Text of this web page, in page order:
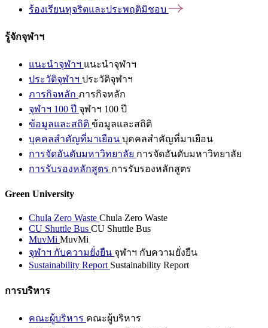
ร้องเรียนทุจริตและประพฤติมิชอบ
รู้จักจุฬาฯ
แนะนำจุฬาฯ แนะนำจุฬาฯ
ประวัติจุฬาฯ ประวัติจุฬาฯ
ภารกิจหลัก ภารกิจหลัก
จุฬาฯ 100 ปี จุฬาฯ 100 ปี
ข้อมูลและสถิติ ข้อมูลและสถิติ
บุคคลสำคัญที่มาเยือน บุคคลสำคัญที่มาเยือน
การจัดอันดับมหาวิทยาลัย การจัดอันดับมหาวิทยาลัย
การรับรองหลักสูตร การรับรองหลักสูตร
Green University
Chula Zero Waste Chula Zero Waste
CU Shuttle Bus CU Shuttle Bus
MuvMi MuvMi
จุฬาฯ กับความยั่งยืน จุฬาฯ กับความยั่งยืน
Sustainability Report Sustainability Report
การบริหาร
คณะผู้บริหาร คณะผู้บริหาร